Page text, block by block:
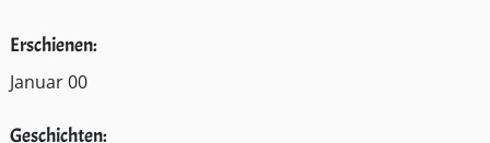
Erschienen:
Januar 00
Geschichten: